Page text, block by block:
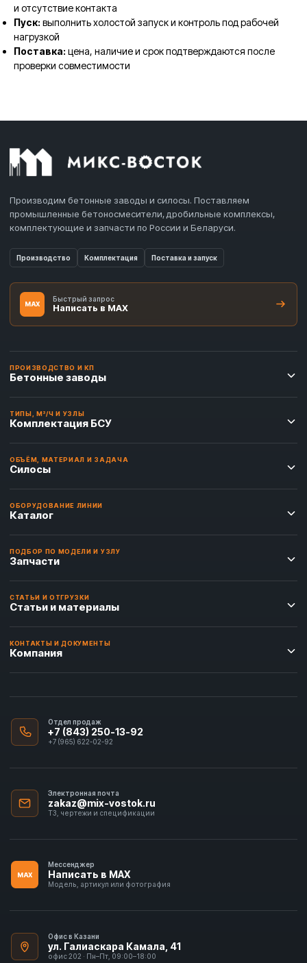
и отсутствие контакта
Пуск: выполнить холостой запуск и контроль под рабочей
нагрузкой
Поставка: цена, наличие и срок подтверждаются после
проверки совместимости
Производим бетонные заводы и силосы. Поставляем
промышленные бетоносмесители, дробильные комплексы,
комплектующие и запчасти по России и Беларуси.
Производство Комплектация Поставка и запуск
MAX
Быстрый запрос
Написать в MAX
ПРОИЗВОДСТВО И КП
Бетонные заводы
ТИПЫ, М³/Ч И УЗЛЫ
Комплектация БСУ
ОБЪЁМ, МАТЕРИАЛ И ЗАДАЧА
Силосы
ОБОРУДОВАНИЕ ЛИНИИ
Каталог
ПОДБОР ПО МОДЕЛИ И УЗЛУ
Запчасти
СТАТЬИ И ОТГРУЗКИ
Статьи и материалы
КОНТАКТЫ И ДОКУМЕНТЫ
Компания
Отдел продаж
+7 (843) 250-13-92
+7 (965) 622-02-92
Электронная почта
zakaz@mix-vostok.ru
ТЗ, чертежи и спецификации
MAX
Мессенджер
Написать в MAX
Модель, артикул или фотография
Офис в Казани
ул. Галиаскара Камала, 41
офис 202 · Пн–Пт, 09:00–18:00